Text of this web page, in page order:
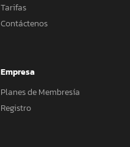
Tarifas
Contáctenos
Empresa
Planes de Membresía
Registro